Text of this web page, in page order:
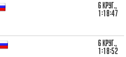
6 Круг.,
1:18:47
6 Круг.,
1:18:52